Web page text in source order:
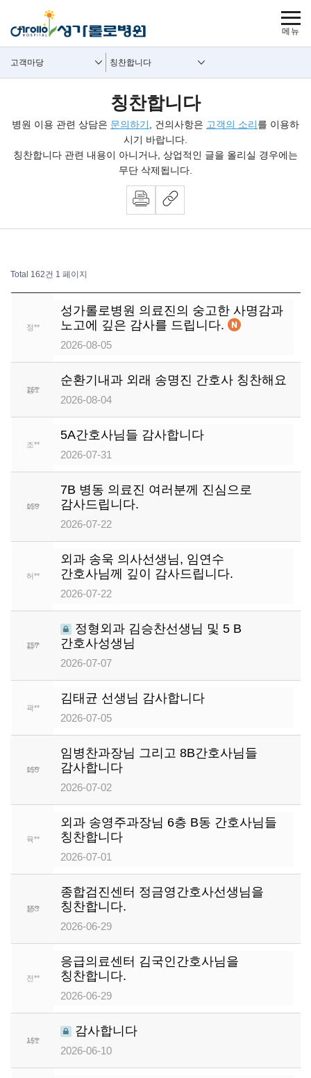
사이트
보조메뉴
고객마당 칭찬합니다
칭찬합니다
병원 이용 관련 상담은 문의하기 , 건의사항은 고객의 소리 를 이용하
시기 바랍니다.
칭찬합니다 관련 내용이 아니거나, 상업적인 글을 올리실 경우에는
무단 삭제됩니다.
Total 162건 1 페이지
162
성가롤로병원 의료진의 숭고한 사명감과
노고에 깊은 감사를 드립니다.
정**
2026-08-05
161
순환기내과 외래 송명진 간호사 칭찬해요
김**
2026-08-04
160
5A간호사님들 감사합니다
조**
2026-07-31
159
7B 병동 의료진 여러분께 진심으로
감사드립니다.
이**
2026-07-22
158
외과 송욱 의사선생님, 임연수
간호사님께 깊이 감사드립니다.
허**
2026-07-22
157
정형외과 김승찬선생님 및 5 B
간호사성생님
김**
2026-07-07
156
김태균 선생님 감사합니다
곽**
2026-07-05
155
임병찬과장님 그리고 8B간호사님들
감사합니다
이**
2026-07-02
154
외과 송영주과장님 6층 B동 간호사님들
칭찬합니다
육**
2026-07-01
153
종합검진센터 정금영간호사선생님을
칭찬합니다.
문**
2026-06-29
152
응급의료센터 김국인간호사님을
칭찬합니다.
전**
2026-06-29
151
감사합니다
서**
2026-06-10